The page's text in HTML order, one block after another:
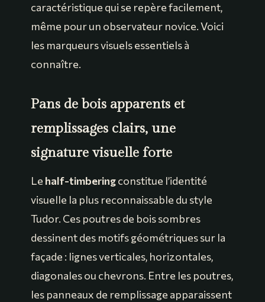
caractéristique qui se repère facilement,
même pour un observateur novice. Voici
les marqueurs visuels essentiels à
connaître.
Pans de bois apparents et
remplissages clairs, une
signature visuelle forte
Le half-timberingconstitue l’identité
visuelle la plus reconnaissable du style
Tudor. Ces poutres de bois sombres
dessinent des motifs géométriques sur la
façade : lignes verticales, horizontales,
diagonales ou chevrons. Entre les poutres,
les panneaux de remplissage apparaissent